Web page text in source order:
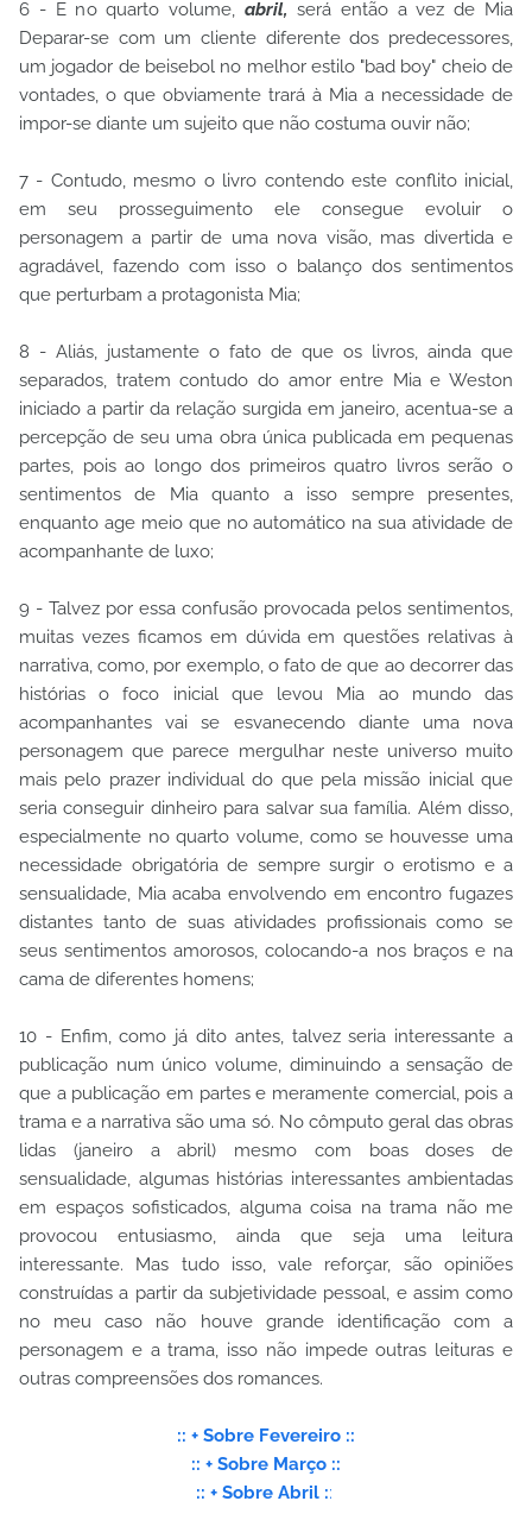
6 - E no quarto volume, abril, será então a vez de Mia
Deparar-se com um cliente diferente dos predecessores,
um jogador de beisebol no melhor estilo "bad boy" cheio de
vontades, o que obviamente trará à Mia a necessidade de
impor-se diante um sujeito que não costuma ouvir não;
7 - Contudo, mesmo o livro contendo este conflito inicial,
em seu prosseguimento ele consegue evoluir o
personagem a partir de uma nova visão, mas divertida e
agradável, fazendo com isso o balanço dos sentimentos
que perturbam a protagonista Mia;
8 - Aliás, justamente o fato de que os livros, ainda que
separados, tratem contudo do amor entre Mia e Weston
iniciado a partir da relação surgida em janeiro, acentua-se a
percepção de seu uma obra única publicada em pequenas
partes, pois ao longo dos primeiros quatro livros serão o
sentimentos de Mia quanto a isso sempre presentes,
enquanto age meio que no automático na sua atividade de
acompanhante de luxo;
9 - Talvez por essa confusão provocada pelos sentimentos,
muitas vezes ficamos em dúvida em questões relativas à
narrativa, como, por exemplo, o fato de que ao decorrer das
histórias o foco inicial que levou Mia ao mundo das
acompanhantes vai se esvanecendo diante uma nova
personagem que parece mergulhar neste universo muito
mais pelo prazer individual do que pela missão inicial que
seria conseguir dinheiro para salvar sua família. Além disso,
especialmente no quarto volume, como se houvesse uma
necessidade obrigatória de sempre surgir o erotismo e a
sensualidade, Mia acaba envolvendo em encontro fugazes
distantes tanto de suas atividades profissionais como se
seus sentimentos amorosos, colocando-a nos braços e na
cama de diferentes homens;
10 - Enfim, como já dito antes, talvez seria interessante a
publicação num único volume, diminuindo a sensação de
que a publicação em partes e meramente comercial, pois a
trama e a narrativa são uma só. No cômputo geral das obras
lidas (janeiro a abril) mesmo com boas doses de
sensualidade, algumas histórias interessantes ambientadas
em espaços sofisticados, alguma coisa na trama não me
provocou entusiasmo, ainda que seja uma leitura
interessante. Mas tudo isso, vale reforçar, são opiniões
construídas a partir da subjetividade pessoal, e assim como
no meu caso não houve grande identificação com a
personagem e a trama, isso não impede outras leituras e
outras compreensões dos romances.
:: + Sobre Fevereiro ::
:: + Sobre Março ::
:: + Sobre Abril ::